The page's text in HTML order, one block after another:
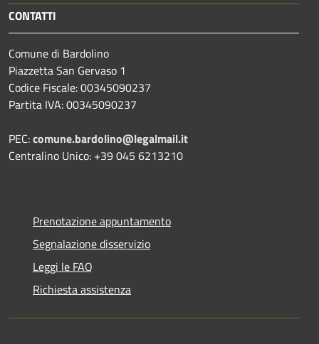
CONTATTI
Comune di Bardolino
Piazzetta San Gervaso 1
Codice Fiscale: 00345090237
Partita IVA: 00345090237
PEC:comune.bardolino@legalmail.it
Centralino Unico: +39 045 6213210
Prenotazione appuntamento
Segnalazione disservizio
Leggi le FAQ
Richiesta assistenza